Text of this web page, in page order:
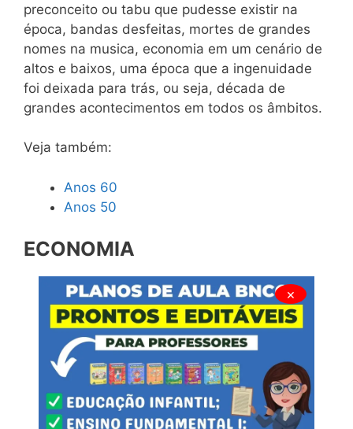
preconceito ou tabu que pudesse existir na
época, bandas desfeitas, mortes de grandes
nomes na musica, economia em um cenário de
altos e baixos, uma época que a ingenuidade
foi deixada para trás, ou seja, década de
grandes acontecimentos em todos os âmbitos.
Veja também:
Anos 60
Anos 50
ECONOMIA
×